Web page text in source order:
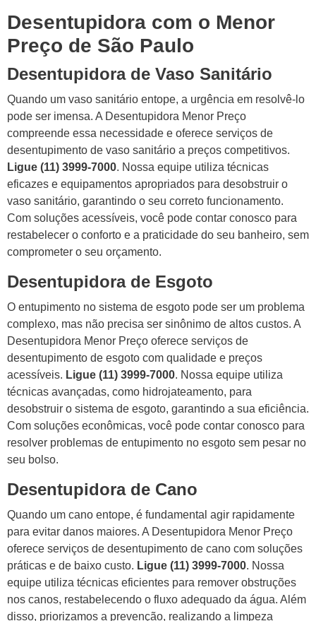
Desentupidora com o Menor
Preço de São Paulo
Desentupidora de Vaso Sanitário
Quando um vaso sanitário entope, a urgência em resolvê-lo
pode ser imensa. A Desentupidora Menor Preço
compreende essa necessidade e oferece serviços de
desentupimento de vaso sanitário a preços competitivos.
Ligue (11) 3999-7000. Nossa equipe utiliza técnicas
eficazes e equipamentos apropriados para desobstruir o
vaso sanitário, garantindo o seu correto funcionamento.
Com soluções acessíveis, você pode contar conosco para
restabelecer o conforto e a praticidade do seu banheiro, sem
comprometer o seu orçamento.
Desentupidora de Esgoto
O entupimento no sistema de esgoto pode ser um problema
complexo, mas não precisa ser sinônimo de altos custos. A
Desentupidora Menor Preço oferece serviços de
desentupimento de esgoto com qualidade e preços
acessíveis. Ligue (11) 3999-7000. Nossa equipe utiliza
técnicas avançadas, como hidrojateamento, para
desobstruir o sistema de esgoto, garantindo a sua eficiência.
Com soluções econômicas, você pode contar conosco para
resolver problemas de entupimento no esgoto sem pesar no
seu bolso.
Desentupidora de Cano
Quando um cano entope, é fundamental agir rapidamente
para evitar danos maiores. A Desentupidora Menor Preço
oferece serviços de desentupimento de cano com soluções
práticas e de baixo custo. Ligue (11) 3999-7000. Nossa
equipe utiliza técnicas eficientes para remover obstruções
nos canos, restabelecendo o fluxo adequado da água. Além
disso, priorizamos a prevenção, realizando a limpeza